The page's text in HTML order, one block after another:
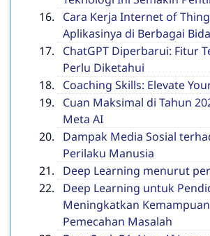
Cara Kerja Internet of
Aplikasinya di Berbagai
ChatGPT Diperbarui: Fitur
Perlu Diketahui
Coaching Skills: Elevate
Cuan Maksimal di Tahun
Meta AI
Dampak Media Sosial
Perilaku Manusia
Deep Learning menurut
Deep Learning untuk
Meningkatkan
Pemecahan Masalah